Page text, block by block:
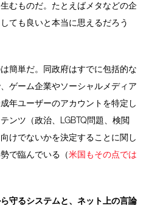
むものだ。たとえばメタなどの企
ても良いと本当に思えるだろう
簡単だ。同政府はすでに包括的な
ゲーム企業やソーシャルメディア
年ユーザーのアカウントを特定し
ンツ（政治、LGBTQ問題、検閲
けでないかを決定することに関し
で臨んでいる（米国もその点では
守るシステムと、ネット上の言論